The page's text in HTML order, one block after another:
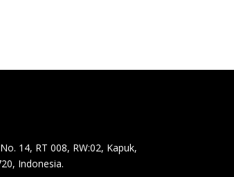
14, RT 008, RW:02, Kapuk,
Indonesia.